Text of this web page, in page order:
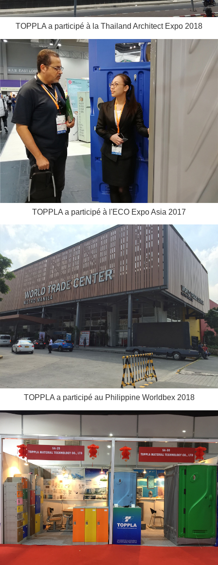
TOPPLA a participé à la Thailand Architect Expo 2018
TOPPLA a participé à l'ECO Expo Asia 2017
TOPPLA a participé au Philippine Worldbex 2018